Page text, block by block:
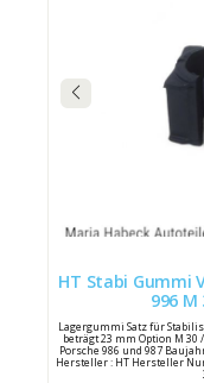
HT Stabi Gummi VA Set 2
Lagergummi Satz für
beträgt 23 mm Option M 30
Porsche 986 und 987
Hersteller : HT Hersteller